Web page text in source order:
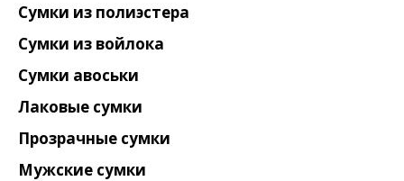
Сумки из полиэстера
Сумки из войлока
Сумки авоськи
Лаковые сумки
Прозрачные сумки
Мужские сумки